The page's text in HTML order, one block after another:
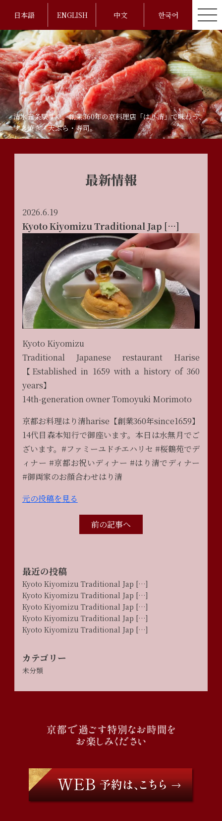
日本語 ENGLISH 中文 한국어
清水五条駅すぐ。創業360年の京料理店「はり清」で味わう、
すき焼き・天ぷら・寿司。
最新情報
2026.6.19
Kyoto Kiyomizu Traditional Jap […]
Kyoto Kiyomizu
Traditional Japanese restaurant Harise
【Established in 1659 with a history of 360
years】
14th-generation owner Tomoyuki Morimoto
京都お料理はり清harise【創業360年since1659】
14代目森本知行で御座います。本日は水無月でご
ざいます。#ファミーユドチエハリセ #桜鶴苑でデ
ィナー #京都お祝いディナー #はり清でディナー
#御両家のお顔合わせはり清
元の投稿を見る
前の記事へ
最近の投稿
Kyoto Kiyomizu Traditional Jap […]
Kyoto Kiyomizu Traditional Jap […]
Kyoto Kiyomizu Traditional Jap […]
Kyoto Kiyomizu Traditional Jap […]
Kyoto Kiyomizu Traditional Jap […]
カテゴリー
未分類